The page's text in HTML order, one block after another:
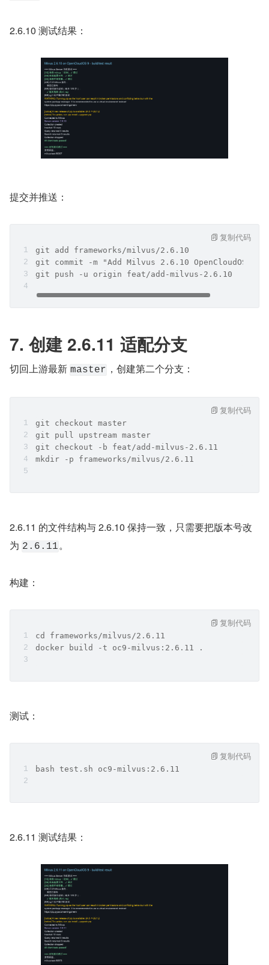
2.6.10 测试结果：
提交并推送：
git add frameworks/milvus/2.6.10
git commit -m "Add Milvus 2.6.10 OpenCloudOS
git push -u origin feat/add-milvus-2.6.10
复制代码
7. 创建 2.6.11 适配分支
切回上游最新 master ，创建第二个分支：
git checkout master
git pull upstream master
git checkout -b feat/add-milvus-2.6.11
mkdir -p frameworks/milvus/2.6.11
复制代码
2.6.11 的文件结构与 2.6.10 保持一致，只需要把版本号改
为 2.6.11。
构建：
cd frameworks/milvus/2.6.11
docker build -t oc9-milvus:2.6.11 .
复制代码
测试：
bash test.sh oc9-milvus:2.6.11
复制代码
2.6.11 测试结果：